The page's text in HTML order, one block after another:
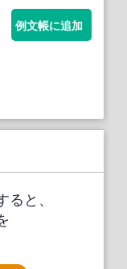
例文帳に追加
ると、